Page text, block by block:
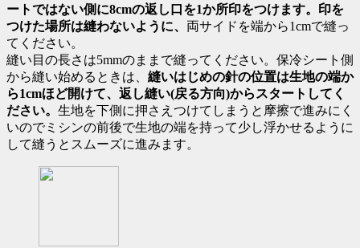
ートではない側に8cmの返し口を1か所印をつけます。 印を
つけた場所は縫わないように、 両サイドを端から1cmで縫っ
てください。
縫い目の長さは5mmのままで縫ってください。保冷シート側
から縫い始めるときは、 縫いはじめの針の位置は生地の端か
ら1cmほど開けて、返し縫い(戻る方向)からスタートしてく
ださい。 生地を下側に押さえつけてしまうと摩擦で進みにく
いのでミシンの前後で生地の端を持って少し浮かせるように
して縫うとスムーズに進みます。